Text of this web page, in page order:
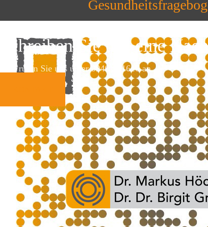
Schreiben Sie uns eine
oder rufen Sie uns unter 09461 / 1616 an